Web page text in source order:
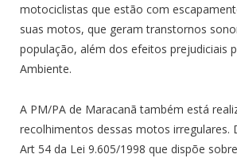
motociclistas que estão com
suas motos, que geram transtornos
população, além dos efeitos prejudiciais
Ambiente.
A PM/PA de Maracanã também está
recolhimentos dessas motos irregulares.
Art 54 da Lei 9.605/1998 que dispõe